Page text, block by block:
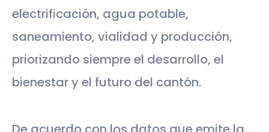
electrificación, agua potable,
saneamiento, vialidad y producción,
priorizando siempre el desarrollo, el
bienestar y el futuro del cantón.